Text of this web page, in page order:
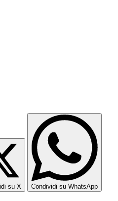
su X Condividi su WhatsApp